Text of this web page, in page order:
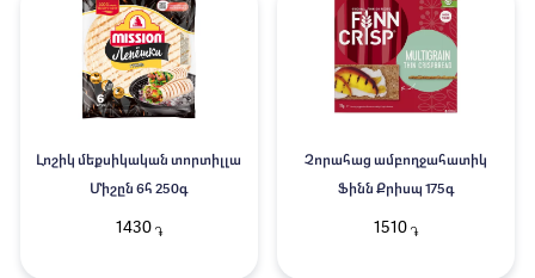
Լոշիկ մեքսիկական տորտիլլա
Միշըն 6հ 250գ
1430֏
Չորահաց ամբողջահատիկ
Ֆինն Քրիսպ 175գ
1510 ֏